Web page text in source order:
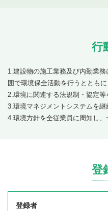
行
1.建設物の施工業務及び内勤業
囲で環境保全活動を行うとともに
2.環境に関連する法規制・協定等
3.環境マネジメントシステムを継
4.環境方針を全従業員に周知し、
登
登録者